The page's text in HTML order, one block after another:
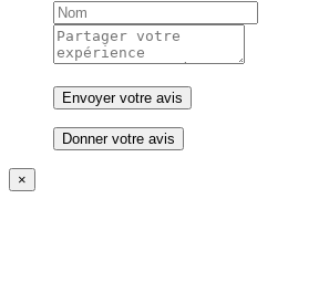
Donner votre avis
×